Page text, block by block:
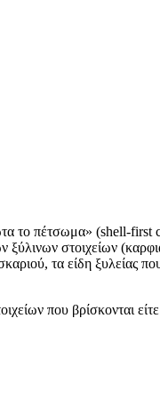
το πέτσωμα» (shell-
στοιχείων
τα είδη ξυλείας
που βρίσκονται